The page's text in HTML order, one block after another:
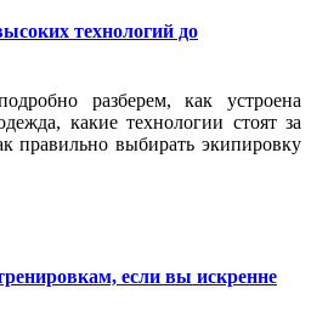
технологий до
разберем, как устроена
какие технологии стоят за
выбирать экипировку
если вы искренне